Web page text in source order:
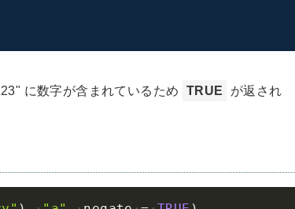
に数字が含まれているため TRUE
が返され